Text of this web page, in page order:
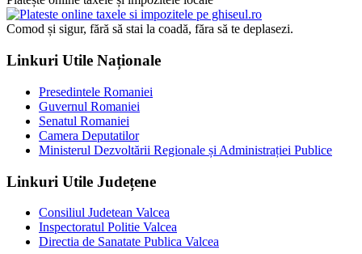
Comod și sigur, fără să stai la coadă, făra să te deplasezi.
Linkuri Utile Naționale
Presedintele Romaniei
Guvernul Romaniei
Senatul Romaniei
Camera Deputatilor
Ministerul Dezvoltării Regionale și Administrației Publice
Linkuri Utile Județene
Consiliul Judetean Valcea
Inspectoratul Politie Valcea
Directia de Sanatate Publica Valcea